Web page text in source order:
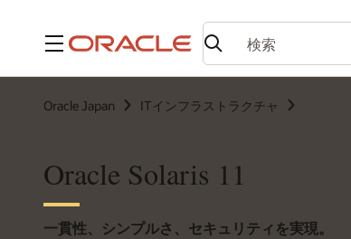
メニュー
Oracle Japan ITインフラストラクチャ
Oracle Solaris 11
一貫性、シンプルさ、セキュリティを実現。